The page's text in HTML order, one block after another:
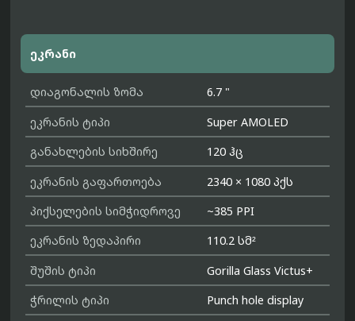
ეკრანი
დიაგონალის ზომა
6.7 "
ეკრანის ტიპი
Super AMOLED
განახლების სიხშირე
120 ჰც
ეკრანის გაფართოება
2340 × 1080 პქს
პიქსელების სიმჭიდროვე
~385 PPI
ეკრანის ზედაპირი
110.2 სმ²
შუშის ტიპი
Gorilla Glass Victus+
ჭრილის ტიპი
Punch hole display